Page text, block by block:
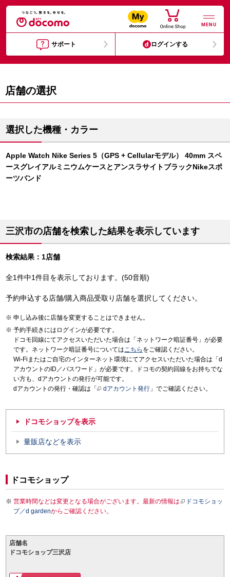
MENU
サポート ログインする
店舗の選択
選択した機種・カラー
Apple Watch Nike Series 5（GPS + Cellularモデル） 40mm スペ
ースグレイアルミニウムケースとアンスラサイトブラックNikeスポ
ーツバンド
三沢市の店舗を検索した結果を表示しています
検索結果：1店舗
全1件中1件目を表示しております。(50音順)
予約申込する店舗/購入商品受取り店舗を選択してください。
申し込み後に店舗を変更することはできません。
予約手続きにはログインが必要です。
ドコモ回線にてアクセスいただいた場合は「ネットワーク暗証番号」が必要
です。ネットワーク暗証番号についてはこちら をご確認ください。
Wi-Fiまたはご自宅のインターネット環境にてアクセスいただいた場合は「d
アカウントのID／パスワード」が必要です。ドコモの契約回線をお持ちでな
い方も、dアカウントの発行が可能です。
dアカウントの発行・確認は「
dアカウント発行 」でご確認ください。
ドコモショップを表示
量販店などを表示
ドコモショップ
営業時間などは変更となる場合がございます。最新の情報は
ドコモショッ
プ／d gardenからご確認ください。
店舗名
ドコモショップ三沢店